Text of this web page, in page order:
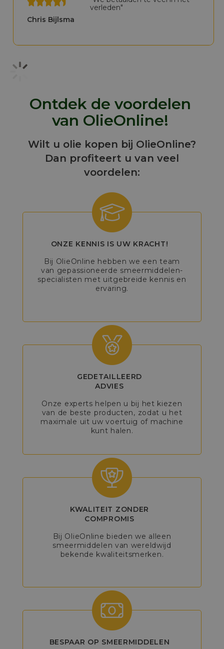
Chris Bijlsma
verleden"
Ontdek de voordelen
van OlieOnline!
Wilt u olie kopen bij OlieOnline?
Dan profiteert u van veel
voordelen:
ONZE KENNIS IS UW KRACHT!
Bij OlieOnline hebben we een team
van gepassioneerde smeermiddelen-
specialisten met uitgebreide kennis en
ervaring.
GEDETAILLEERD
ADVIES
Onze experts helpen u bij het kiezen
van de beste producten, zodat u het
maximale uit uw voertuig of machine
kunt halen.
KWALITEIT ZONDER
COMPROMIS
Bij OlieOnline bieden we alleen
smeermiddelen van wereldwijd
bekende kwaliteitsmerken.
BESPAAR OP SMEERMIDDELEN